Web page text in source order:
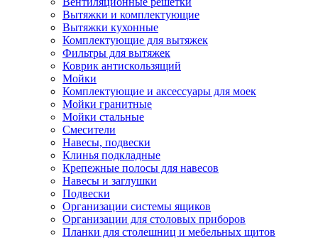
Вытяжки и комплектующие
Вытяжки кухонные
Комплектующие для вытяжек
Фильтры для вытяжек
Коврик антискользящий
Мойки
Комплектующие и аксессуары для моек
Мойки гранитные
Мойки стальные
Смесители
Навесы, подвески
Клинья подкладные
Крепежные полосы для навесов
Навесы и заглушки
Подвески
Организации системы ящиков
Организации для столовых приборов
Планки для столешниц и мебельных щитов